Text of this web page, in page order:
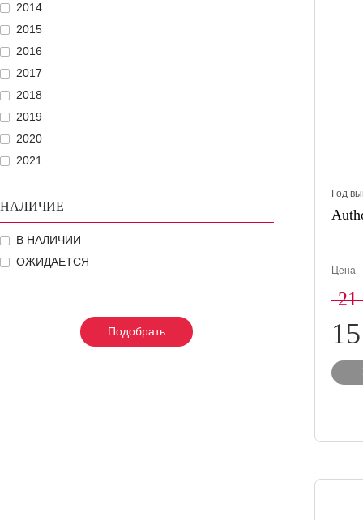
2014
2015
2016
2017
2018
2019
2020
2021
НАЛИЧИЕ
В НАЛИЧИИ
ОЖИДАЕТСЯ
Подобрать
Подобрать
Подобрать
Год
Цена